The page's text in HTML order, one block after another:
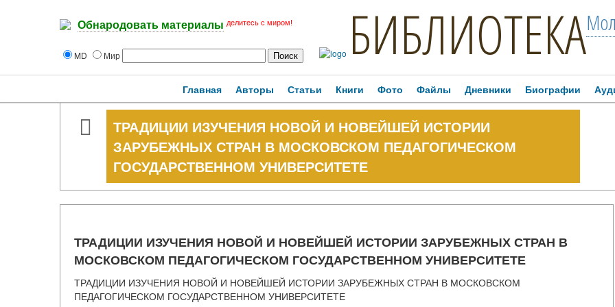
Обнародовать материалы делитесь с миром!
MD Мир БИБЛИОТЕКА
Главная Авторы Статьи Книги Фото Файлы Дневники Биографии
ТРАДИЦИИ ИЗУЧЕНИЯ НОВОЙ И НОВЕЙШЕЙ ИСТОРИИ
ЗАРУБЕЖНЫХ СТРАН В МОСКОВСКОМ ПЕДАГОГИЧЕСКОМ
ГОСУДАРСТВЕННОМ УНИВЕРСИТЕТЕ
ТРАДИЦИИ ИЗУЧЕНИЯ НОВОЙ И НОВЕЙШЕЙ ИСТОРИИ ЗАРУБЕЖНЫХ СТРАН В
МОСКОВСКОМ ПЕДАГОГИЧЕСКОМ ГОСУДАРСТВЕННОМ УНИВЕРСИТЕТЕ
ТРАДИЦИИ ИЗУЧЕНИЯ НОВОЙ И НОВЕЙШЕЙ ИСТОРИИ ЗАРУБЕЖНЫХ СТРАН В МОСКОВСКОМ
ПЕДАГОГИЧЕСКОМ ГОСУДАРСТВЕННОМ УНИВЕРСИТЕТЕ